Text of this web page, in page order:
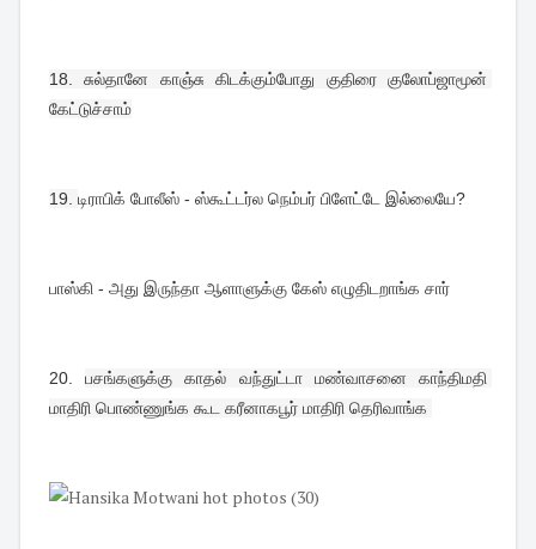
18. சுல்தானே காஞ்சு கிடக்கும்போது குதிரை குலோப்ஜாமூன்
கேட்டுச்சாம்
19. டிராபிக் போலீஸ் - ஸ்கூட்டர்ல நெம்பர் பிளேட்டே இல்லையே?
பாஸ்கி - அது இருந்தா ஆளாளுக்கு கேஸ் எழுதிடறாங்க சார்
20. பசங்களுக்கு காதல் வந்துட்டா மண்வாசனை காந்திமதி
மாதிரி பொண்ணுங்க கூட கரீனாகபூர் மாதிரி தெரிவாங்க